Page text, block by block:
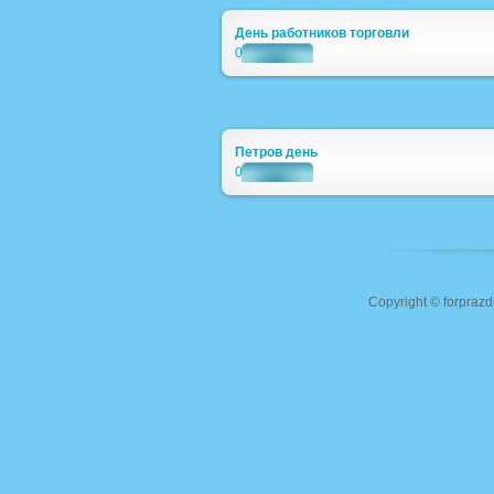
День работников торговли
0
Петров день
0
Copyright ©